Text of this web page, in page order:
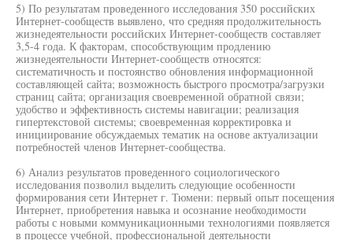
5) По результатам проведенного исследования 350 российских
Интернет-сообществ выявлено, что средняя продолжительность
жизнедеятельности российских Интернет-сообществ составляет
3,5-4 года. К факторам, способствующим продлению
жизнедеятельности Интернет-сообществ относятся:
систематичность и постоянство обновления информационной
составляющей сайта; возможность быстрого просмотра/загрузки
страниц сайта; организация своевременной обратной связи;
удобство и эффективность системы навигации; реализация
гипертекстовой системы; своевременная корректировка и
инициирование обсуждаемых тематик на основе актуализации
потребностей членов Интернет-сообщества.
6) Анализ результатов проведенного социологического
исследования позволил выделить следующие особенности
формирования сети Интернет г. Тюмени: первый опыт посещения
Интернет, приобретения навыка и осознание необходимости
работы с новыми коммуникационными технологиями появляется
в процессе учебной, профессиональной деятельности